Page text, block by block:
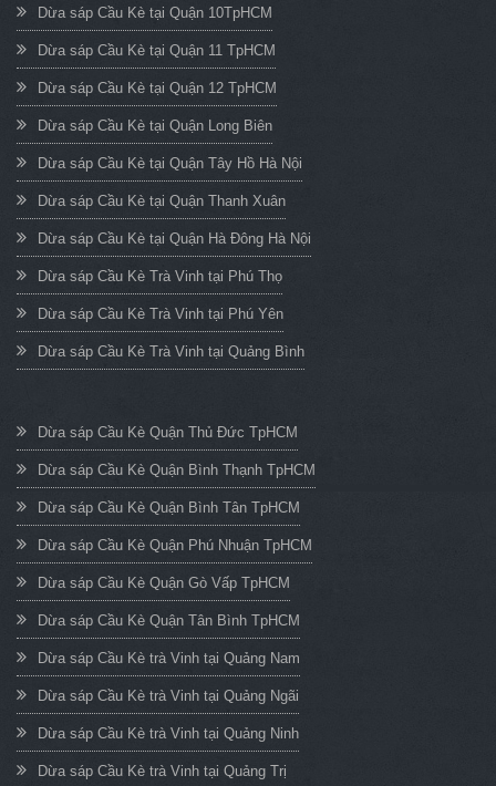
Dừa sáp Cầu Kè tại Quận 10TpHCM
Dừa sáp Cầu Kè tại Quận 11 TpHCM
Dừa sáp Cầu Kè tại Quận 12 TpHCM
Dừa sáp Cầu Kè tại Quận Long Biên
Dừa sáp Cầu Kè tại Quận Tây Hồ Hà Nội
Dừa sáp Cầu Kè tại Quận Thanh Xuân
Dừa sáp Cầu Kè tại Quận Hà Đông Hà Nội
Dừa sáp Cầu Kè Trà Vinh tại Phú Thọ
Dừa sáp Cầu Kè Trà Vinh tại Phú Yên
Dừa sáp Cầu Kè Trà Vinh tại Quảng Bình
Dừa sáp Cầu Kè Quận Thủ Đức TpHCM
Dừa sáp Cầu Kè Quận Bình Thạnh TpHCM
Dừa sáp Cầu Kè Quận Bình Tân TpHCM
Dừa sáp Cầu Kè Quận Phú Nhuận TpHCM
Dừa sáp Cầu Kè Quận Gò Vấp TpHCM
Dừa sáp Cầu Kè Quận Tân Bình TpHCM
Dừa sáp Cầu Kè trà Vinh tại Quảng Nam
Dừa sáp Cầu Kè trà Vinh tại Quảng Ngãi
Dừa sáp Cầu Kè trà Vinh tại Quảng Ninh
Dừa sáp Cầu Kè trà Vinh tại Quảng Trị